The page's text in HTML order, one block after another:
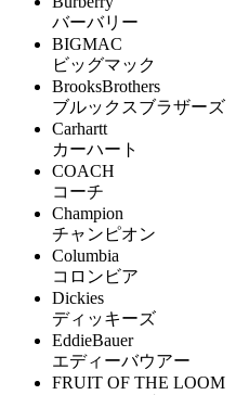
バーバリー
BIGMAC
ビッグマック
BrooksBrothers
ブルックスブラザーズ
Carhartt
カーハート
COACH
コーチ
Champion
チャンピオン
Columbia
コロンビア
Dickies
ディッキーズ
EddieBauer
エディーバウアー
FRUIT OF THE LOOM